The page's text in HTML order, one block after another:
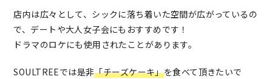
店内は広々として、シックに落ち着いた空間が広がっているの
で、デートや大人女子会にもおすすめです！
ドラマのロケにも使用されたことがあります。
SOULTREEでは是非「チーズケーキ」を食べて頂きたいで